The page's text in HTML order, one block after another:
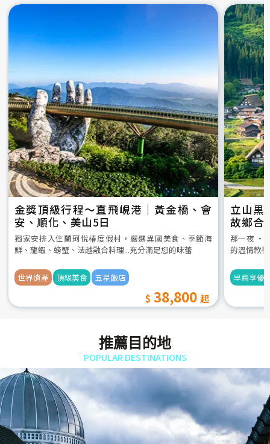
金獎頂級行程～直飛峴港｜黃金橋、會
安、順化、美山5日
獨家安排入住蘭珂悅椿度假村，嚴選異國美食、季節海
鮮、龍蝦、螃蟹、法越融合料理...充分滿足您的味蕾
世界遺產 頂級美食 五星飯店
38,800
立山黒
故鄉合
5日
那一夜 ‧
的溫情款
早鳥享優
推薦目的地
POPULAR DESTINATIONS